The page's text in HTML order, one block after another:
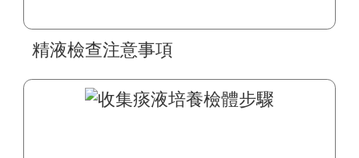
精液檢查注意事項